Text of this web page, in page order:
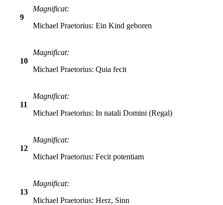
9
Magnificat:
Michael Praetorius: Ein Kind geboren
10
Magnificat:
Michael Praetorius: Quia fecit
11
Magnificat:
Michael Praetorius: In natali Domini (Regal)
12
Magnificat:
Michael Praetorius: Fecit potentiam
13
Magnificat:
Michael Praetorius: Herz, Sinn